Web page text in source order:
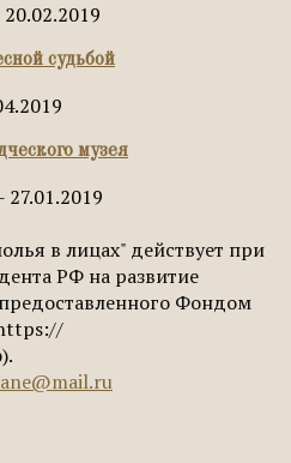
20.02.2019
судьбой
музея
- 27.01.2019
в лицах" действует при
РФ на развитие
Фондом